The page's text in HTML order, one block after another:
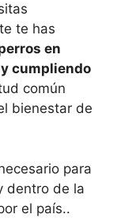
te has
en
cumpliendo
común
bienestar de
para
dentro de la
el país..